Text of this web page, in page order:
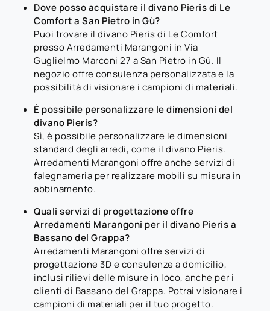
Dove posso acquistare il divano Pieris di Le
Comfort a San Pietro in Gù?
Puoi trovare il divano Pieris di Le Comfort
presso Arredamenti Marangoni in Via
Guglielmo Marconi 27 a San Pietro in Gù. Il
negozio offre consulenza personalizzata e la
possibilità di visionare i campioni di materiali.
È possibile personalizzare le dimensioni del
divano Pieris?
Sì, è possibile personalizzare le dimensioni
standard degli arredi, come il divano Pieris.
Arredamenti Marangoni offre anche servizi di
falegnameria per realizzare mobili su misura in
abbinamento.
Quali servizi di progettazione offre
Arredamenti Marangoni per il divano Pieris a
Bassano del Grappa?
Arredamenti Marangoni offre servizi di
progettazione 3D e consulenze a domicilio,
inclusi rilievi delle misure in loco, anche per i
clienti di Bassano del Grappa. Potrai visionare i
campioni di materiali per il tuo progetto.